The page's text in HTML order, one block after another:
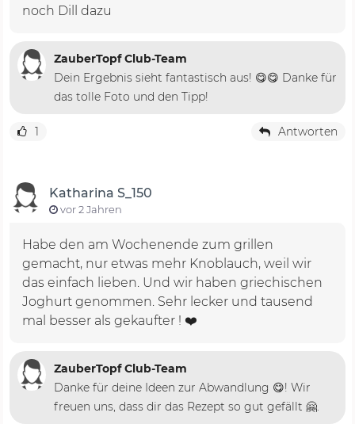
noch Dill dazu
ZauberTopf Club-Team
Dein Ergebnis sieht fantastisch aus! 😋😋 Danke für
das tolle Foto und den Tipp!
1 Antworten
Katharina S_150
vor 2 Jahren
Habe den am Wochenende zum grillen
gemacht, nur etwas mehr Knoblauch, weil wir
das einfach lieben. Und wir haben griechischen
Joghurt genommen. Sehr lecker und tausend
mal besser als gekaufter ! ❤️
ZauberTopf Club-Team
Danke für deine Ideen zur Abwandlung 😋! Wir
freuen uns, dass dir das Rezept so gut gefällt 🤗.